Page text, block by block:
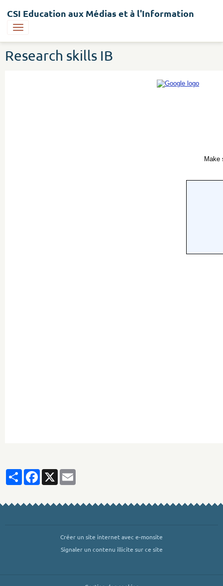
CSI Education aux Médias et à l'Information
Research skills IB
PartagerFacebook
X
Créer un site internet avec e-monsite
Signaler un contenu illicite sur ce site